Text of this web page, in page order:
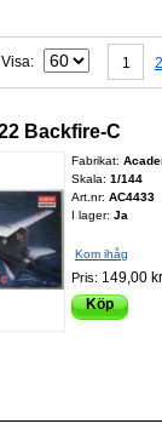
Visa 1 2
Backfire-C
Fabrikat:
Skala: 1/144
Art.nr: AC4433
I lager: Ja
Kom ihåg
Pris: 149,00 kr
Köp